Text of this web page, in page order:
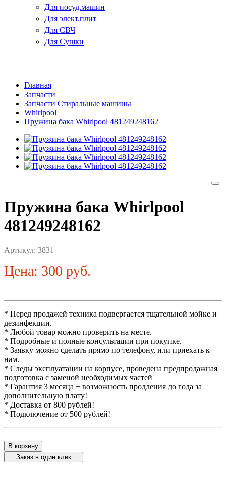
Для посуд.машин
Для элект.плит
Для СВЧ
Для Сушки
Главная
Запчасти
Запчасти Стиральные машины
Whirlpool
Пружина бака Whirlpool 481249248162
Пружина бака Whirlpool
481249248162
Артикул: 3831
Цена: 300 руб.
* Перед продажей техника подвергается тщательной мойке и
дезинфекции.
* Любой товар можно проверить на месте.
* Подробные и полные консультации при покупке.
* Заявку можно сделать прямо по телефону, или приехать к
нам.
* Следы эксплуатации на корпусе, проведена предпродажная
подготовка с заменой необходимых частей
* Гарантия 3 месяца + возможность продления до года за
дополнительную плату!
* Доставка от 800 рублей!
* Подключение от 500 рублей!
В корзину
Заказ в один клик